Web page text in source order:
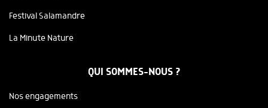
Festival Salamandre
La Minute Nature
QUI SOMMES-NOUS ?
Nos engagements